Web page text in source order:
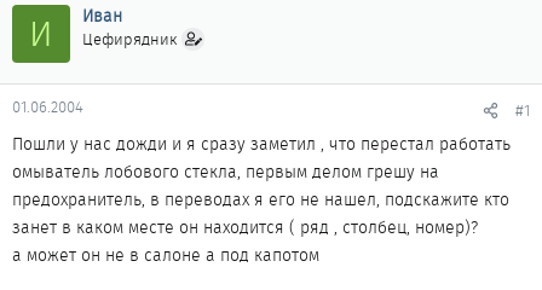
р
т
м
ы
н
а
ч
а
И Иван
Цефирядник
01.06.2004 #1
Пошли у нас дожди и я сразу заметил , что перестал работать
омыватель лобового стекла, первым делом грешу на
предохранитель, в переводах я его не нашел, подскажите кто
занет в каком месте он находится ( ряд , столбец, номер)?
а может он не в салоне а под капотом